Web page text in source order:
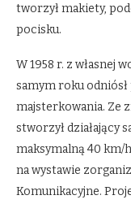
tworzył makiety,
pocisku.
W 1958 r. z własnej
samym roku
majsterkowania. Ze
stworzył działający
maksymalną 40 km/
na wystawie
Komunikacyjne.